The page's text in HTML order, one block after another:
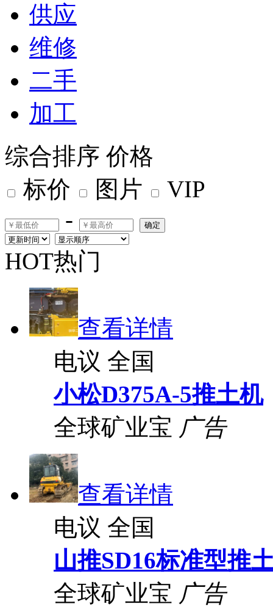
供应
维修
二手
加工
综合排序 价格
标价
图片
VIP
-
确定
HOT热门
查看详情
电议 全国
小松D375A-5推土机
全球矿业宝 广告
查看详情
电议 全国
山推SD16标准型推
全球矿业宝 广告